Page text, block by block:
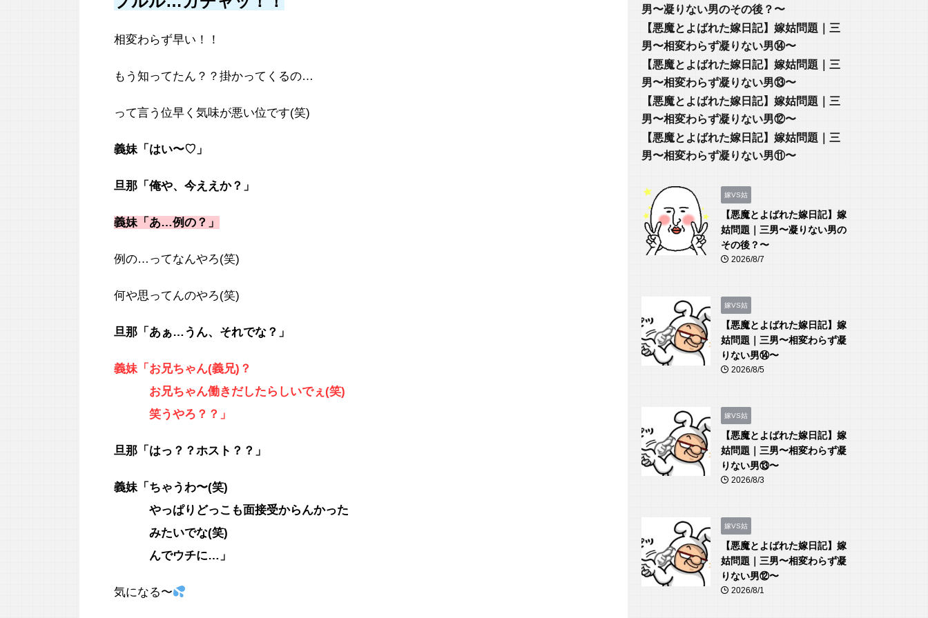
相変わらず早い！！
もう知ってたん？？掛かってくるの…
って言う位早く気味が悪い位です(笑)
義妹「はい〜♡」
旦那「俺や、今ええか？」
義妹「あ…例の？」
例の…ってなんやろ(笑)
何や思ってんのやろ(笑)
旦那「あぁ…うん、それでな？」
義妹「お兄ちゃん(義兄)？
お兄ちゃん働きだしたらしいでぇ(笑)
笑うやろ？？ 」
旦那「はっ？？ホスト？？」
義妹「ちゃうわ〜(笑)
やっぱりどっこも面接受からんかった
みたいでな(笑)
んでウチに…」
気になる〜
男〜凝りない男のその後？〜
【悪魔とよばれた嫁日記】嫁姑問題｜三
男〜相変わらず凝りない男⑭〜
【悪魔とよばれた嫁日記】嫁姑問題｜三
男〜相変わらず凝りない男⑬〜
【悪魔とよばれた嫁日記】嫁姑問題｜三
男〜相変わらず凝りない男⑫〜
【悪魔とよばれた嫁日記】嫁姑問題｜三
男〜相変わらず凝りない男⑪〜
嫁VS姑
【悪魔とよばれた嫁日記】嫁
姑問題｜三男〜凝りない男の
その後？〜
2026/8/7
嫁VS姑
【悪魔とよばれた嫁日記】嫁
姑問題｜三男〜相変わらず凝
りない男⑭〜
2026/8/5
嫁VS姑
【悪魔とよばれた嫁日記】嫁
姑問題｜三男〜相変わらず凝
りない男⑬〜
2026/8/3
嫁VS姑
【悪魔とよばれた嫁日記】嫁
姑問題｜三男〜相変わらず凝
りない男⑫〜
2026/8/1